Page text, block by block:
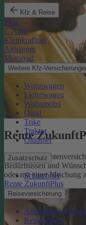
Kfz & Reise
Pkw
E-Auto
Kleinkraftrad
Anhänger
Motorrad
Weitere Kfz-
Wohnwagen
Lieferwagen
Wohnmobil
Quad
Trike
Traktor
Oldtimer
Zusatzschutz
Schutzbrief
Reiseversicherung
Reisegepäck
Rente
Die private
Bedürfnissen und
oder mit einer Mischung
Rente ZukunftPlus